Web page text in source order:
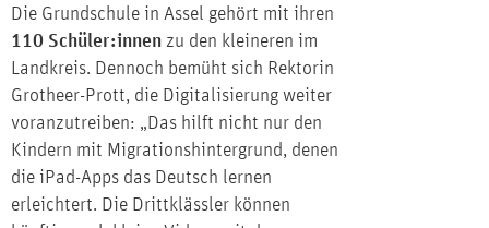
Die Grundschule in Assel gehört mit ihren
110 Schüler:innen zu den kleineren im
Landkreis. Dennoch bemüht sich Rektorin
Grotheer-Prott, die Digitalisierung weiter
voranzutreiben: „Das hilft nicht nur den
Kindern mit Migrationshintergrund, denen
die iPad-Apps das Deutsch lernen
erleichtert. Die Drittklässler können